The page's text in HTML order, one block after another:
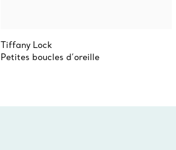
Tiffany Lock
Petites boucles d’oreille